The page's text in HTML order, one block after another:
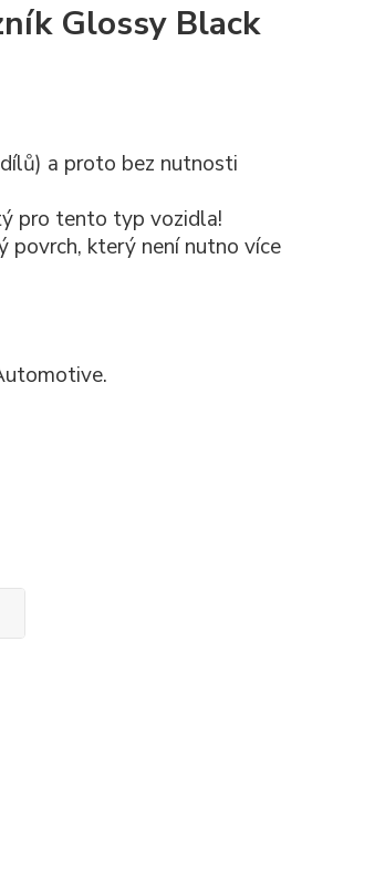
Glossy Black
a proto bez nutnosti
pro tento typ vozidla!
povrch, který není nutno více